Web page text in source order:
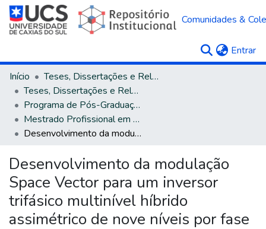
Comunidades &
Entrar
Início
Teses, Dissertações e Relatórios
Teses, Dissertações e Relatórios defendidos na UCS
Programa de Pós-Graduação em Engenharia Mecânica
Mestrado Profissional em Engenharia Mecânica
Desenvolvimento da modulação Space Vector para um inversor trifásico multinível híbrido assimétrico de nove níveis por fase com Ponte-H em cascata
Desenvolvimento da modulação
Space Vector para um inversor
trifásico multinível híbrido
assimétrico de nove níveis por fase